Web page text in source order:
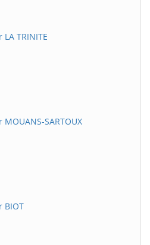
TRINITE
SARTOUX
BIOT